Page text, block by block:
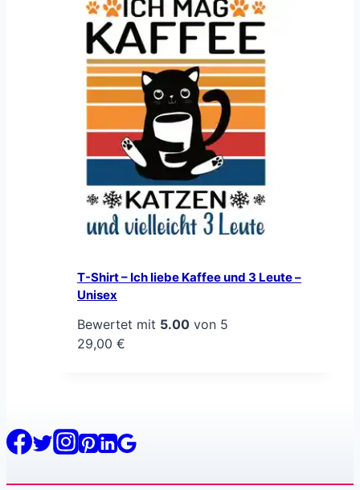
T-Shirt – Ich liebe Kaffee und 3 Leute –
Unisex
Bewertet mit 5.00 von 5
29,00 €